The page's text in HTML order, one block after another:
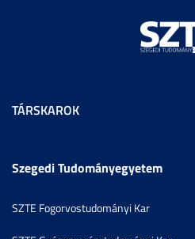
TÁRSKAROK
Szegedi Tudományegyetem
SZTE Fogorvostudományi Kar